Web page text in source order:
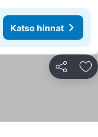
Katso hinnat
Jaa